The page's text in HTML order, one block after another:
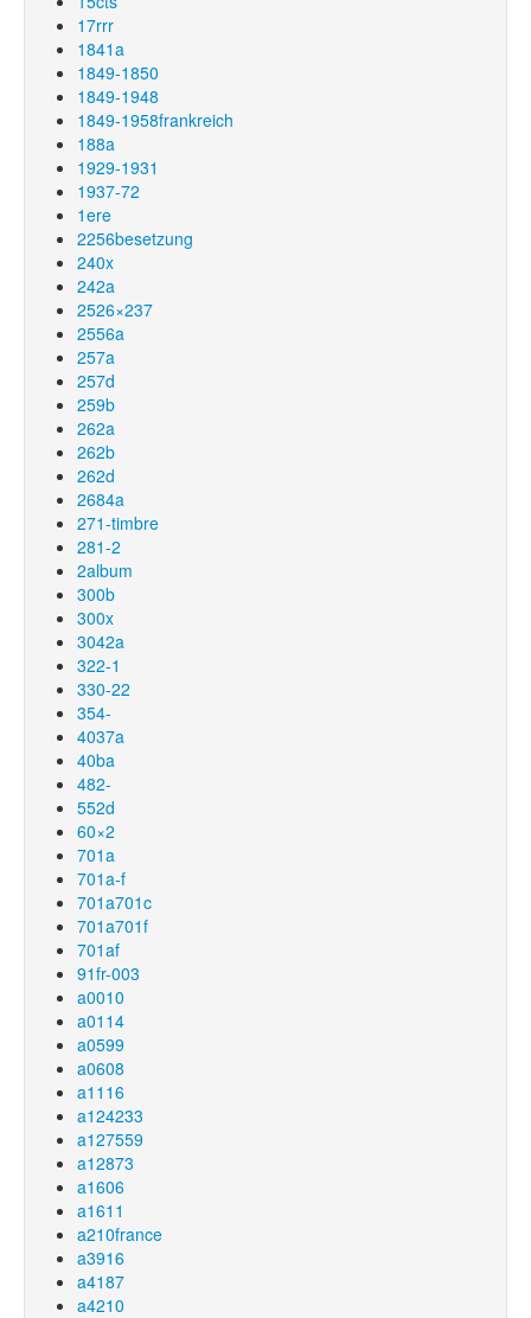
17rrr
1841a
1849-1850
1849-1948
1849-1958frankreich
188a
1929-1931
1937-72
1ere
2256besetzung
240x
242a
2526×237
2556a
257a
257d
259b
262a
262b
262d
2684a
271-timbre
281-2
2album
300b
300x
3042a
322-1
330-22
354-
4037a
40ba
482-
552d
60×2
701a
701a-f
701a701c
701a701f
701af
91fr-003
a0010
a0114
a0599
a0608
a1116
a124233
a127559
a12873
a1606
a1611
a210france
a3916
a4187
a4210